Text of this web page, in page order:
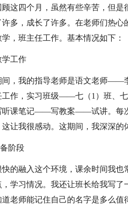
这四个月，虽然有些辛苦，但
许多，成长了许多。在老师们热
，班主任工作。基本情况如下：
学工作
间，我的指导老师是语文老师
作，实习班级——七（1）班、七
课笔记——写教案——试讲。每次
让我很感动。这期间，我深深的
阶段
快的融入这个环境，课余时间我
，学习情况。我还让班长给我写
老师能记住自己的名字是多么